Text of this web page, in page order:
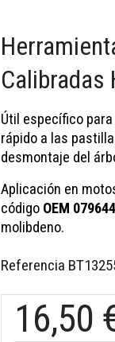
Calibradas
Útil específico
rápido a las
desmontaje del
Aplicación en
código OEM
molibdeno.
Referencia
16,50